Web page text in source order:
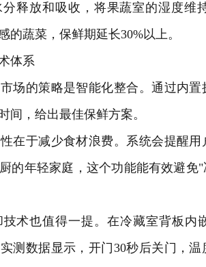
释放和吸收，将果蔬室的湿度维
的蔬菜，保鲜期延长30%以上。
体系
的策略是智能化整合。通过内置
间，给出最佳保鲜方案。
于减少食材浪费。系统会提醒用
的年轻家庭，这个功能能有效避免
也值得一提。在冷藏室背板内
测数据显示，开门30秒后关门，